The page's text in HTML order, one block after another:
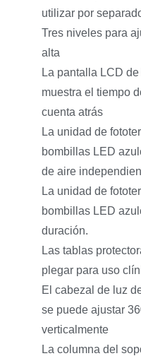
utilizar por
Tres niveles para
alta
La pantalla LCD
muestra el tiempo
cuenta atrás
La unidad de
bombillas LED
de aire
La unidad de
bombillas LED
duración.
Las tablas
plegar para uso
El cabezal de luz
se puede ajustar
verticalmente
La columna del